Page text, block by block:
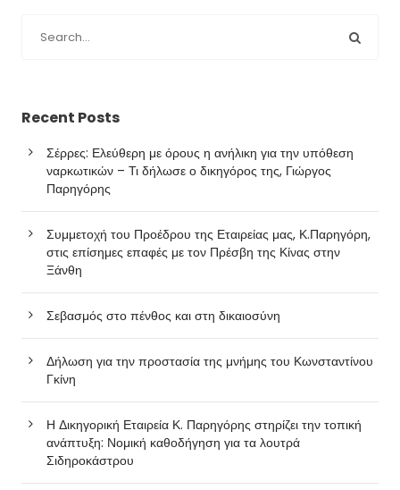
Recent Posts
Σέρρες: Ελεύθερη με όρους η ανήλικη για την υπόθεση
ναρκωτικών – Τι δήλωσε ο δικηγόρος της, Γιώργος
Παρηγόρης
Συμμετοχή του Προέδρου της Εταιρείας μας, Κ.Παρηγόρη,
στις επίσημες επαφές με τον Πρέσβη της Κίνας στην
Ξάνθη
Σεβασμός στο πένθος και στη δικαιοσύνη
Δήλωση για την προστασία της μνήμης του Κωνσταντίνου
Γκίνη
Η Δικηγορική Εταιρεία Κ. Παρηγόρης στηρίζει την τοπική
ανάπτυξη: Νομική καθοδήγηση για τα λουτρά
Σιδηροκάστρου